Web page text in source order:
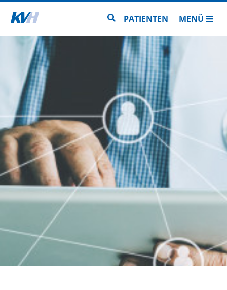
Zur Startseite Zur Seitensuche
PATIENTEN MENÜ